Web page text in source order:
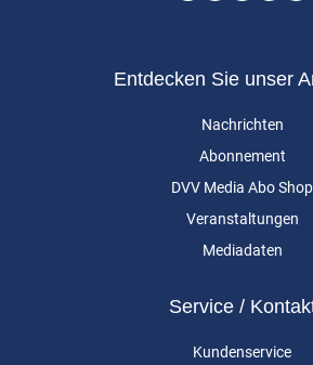
Entdecken Sie unser
Nachrichten
Abonnement
DVV Media Abo Shop
Veranstaltungen
Mediadaten
Service /
Kundenservice